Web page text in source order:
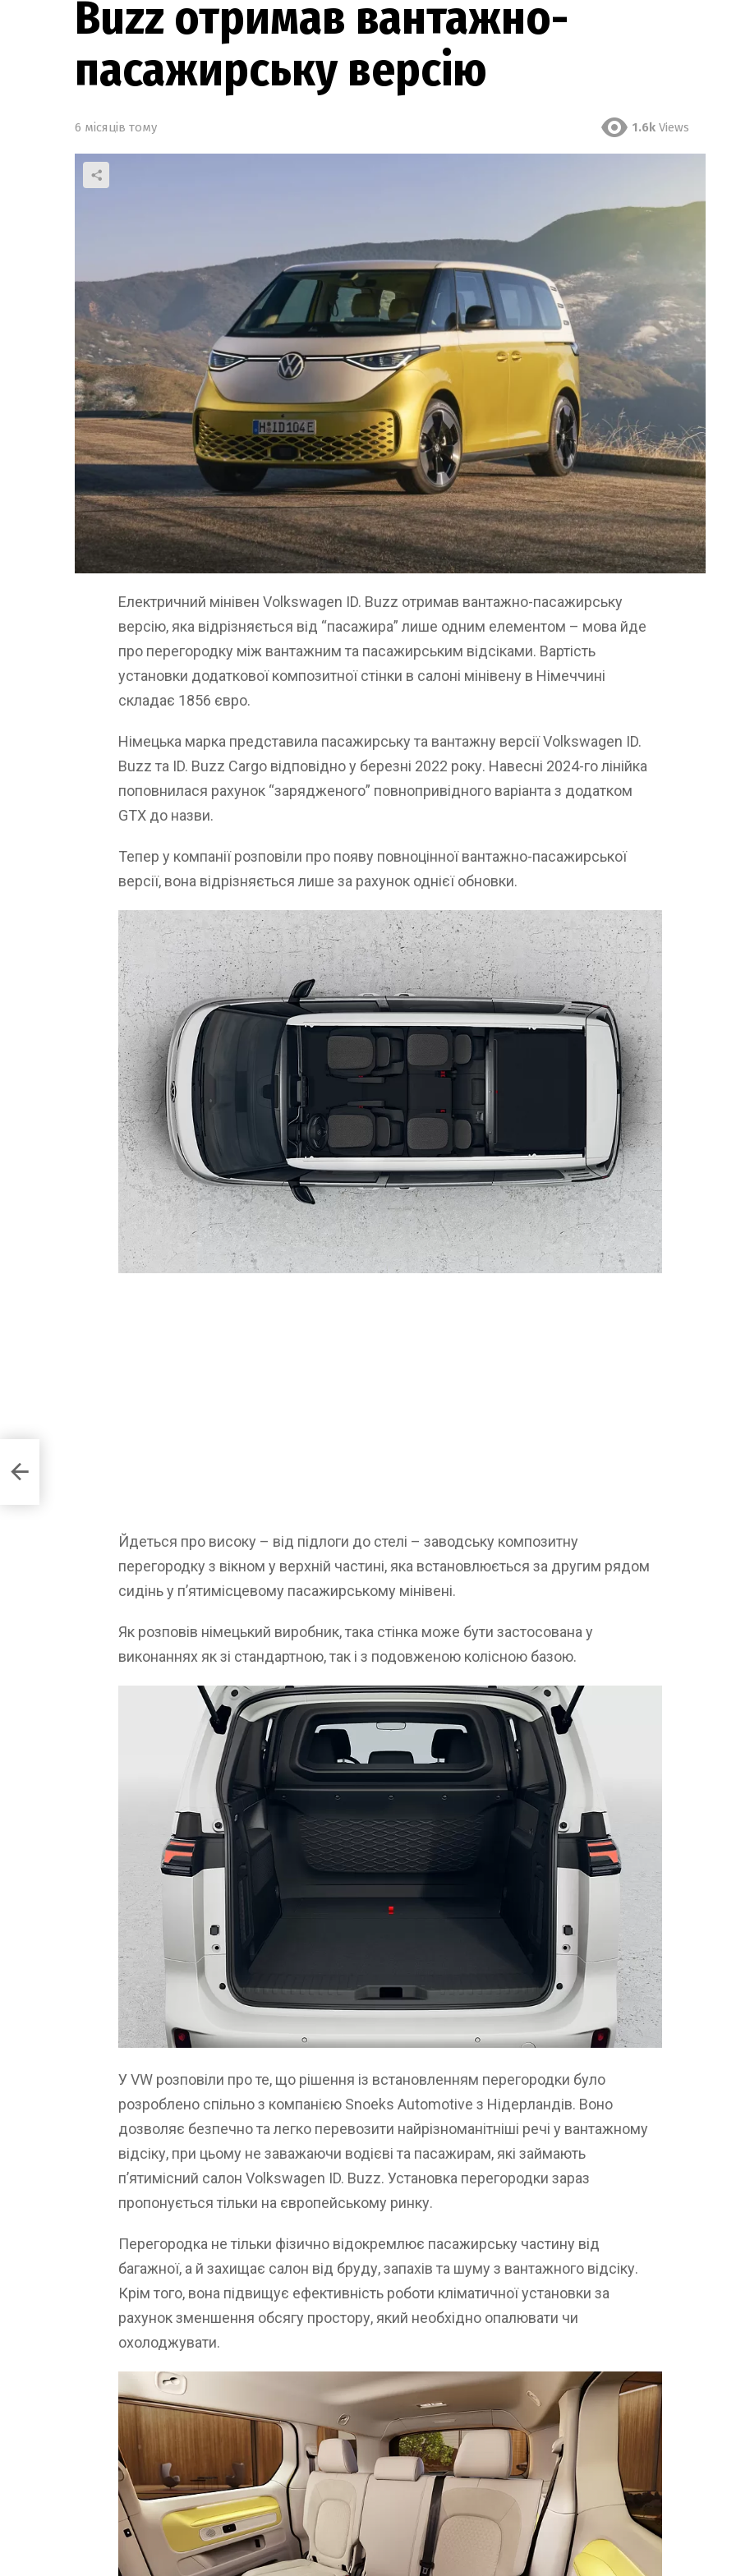
Buzz отримав вантажно-
пасажирську версію
6 місяців тому 1.6k Views
Електричний мінівен Volkswagen ID. Buzz отримав вантажно-пасажирську
версію, яка відрізняється від “пасажира” лише одним елементом – мова йде
про перегородку між вантажним та пасажирським відсіками. Вартість
установки додаткової композитної стінки в салоні мінівену в Німеччині
складає 1856 євро.
Німецька марка представила пасажирську та вантажну версії Volkswagen ID.
Buzz та ID. Buzz Cargo відповідно у березні 2022 року. Навесні 2024-го лінійка
поповнилася рахунок “зарядженого” повнопривідного варіанта з додатком
GTX до назви.
Тепер у компанії розповіли про появу повноцінної вантажно-пасажирської
версії, вона відрізняється лише за рахунок однієї обновки.
Йдеться про високу – від підлоги до стелі – заводську композитну
перегородку з вікном у верхній частині, яка встановлюється за другим рядом
сидінь у п’ятимісцевому пасажирському мінівені.
Як розповів німецький виробник, така стінка може бути застосована у
виконаннях як зі стандартною, так і з подовженою колісною базою.
У VW розповіли про те, що рішення із встановленням перегородки було
розроблено спільно з компанією Snoeks Automotive з Нідерландів. Воно
дозволяє безпечно та легко перевозити найрізноманітніші речі у вантажному
відсіку, при цьому не заважаючи водієві та пасажирам, які займають
п’ятимісний салон Volkswagen ID. Buzz. Установка перегородки зараз
пропонується тільки на європейському ринку.
Перегородка не тільки фізично відокремлює пасажирську частину від
багажної, а й захищає салон від бруду, запахів та шуму з вантажного відсіку.
Крім того, вона підвищує ефективність роботи кліматичної установки за
рахунок зменшення обсягу простору, який необхідно опалювати чи
охолоджувати.